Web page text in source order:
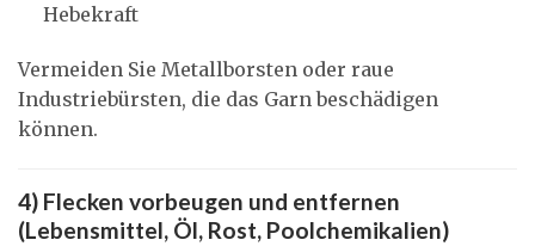
Hebekraft
Vermeiden Sie Metallborsten oder raue
Industriebürsten, die das Garn beschädigen
können.
4) Flecken vorbeugen und entfernen
(Lebensmittel, Öl, Rost, Poolchemikalien)